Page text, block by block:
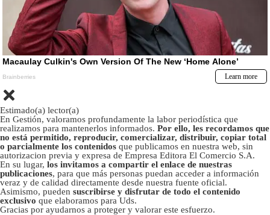
Estimado(a) lector(a)
En Gestión, valoramos profundamente la labor periodística que
realizamos para mantenerlos informados. Por ello, les recordamos que
no está permitido, reproducir, comercializar, distribuir, copiar total
o parcialmente los contenidos que publicamos en nuestra web, sin
autorizacion previa y expresa de Empresa Editora El Comercio S.A.
En su lugar, los invitamos a compartir el enlace de nuestras
publicaciones, para que más personas puedan acceder a información
veraz y de calidad directamente desde nuestra fuente oficial.
Asimismo, pueden suscribirse y disfrutar de todo el contenido
exclusivo que elaboramos para Uds.
Gracias por ayudarnos a proteger y valorar este esfuerzo.